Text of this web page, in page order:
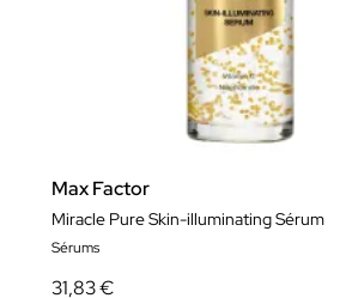
Max Factor
Miracle Pure Skin-illuminating Sérum
Sérums
31,83 €